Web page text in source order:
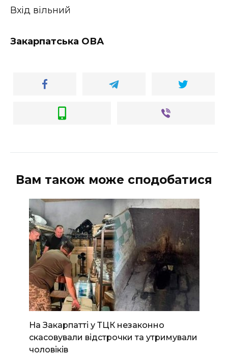
Вхід вільний
Закарпатська ОВА
Вам також може сподобатися
На Закарпатті у ТЦК незаконно
скасовували відстрочки та утримували
чоловіків